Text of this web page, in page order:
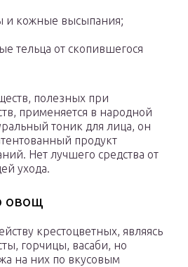
и кожные высыпания;
тельца от скопившегося
полезных при
применяется в народной
тоник для лица, он
продукт
Нет лучшего средства от
ухода.
овощ
крестоцветных, являясь
горчицы, васаби, но
на них по вкусовым